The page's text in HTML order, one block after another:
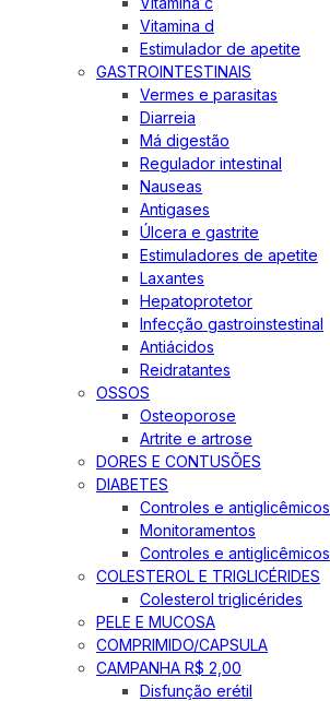
Vitamina d
Estimulador de apetite
GASTROINTESTINAIS
Vermes e parasitas
Diarreia
Má digestão
Regulador intestinal
Nauseas
Antigases
Úlcera e gastrite
Estimuladores de apetite
Laxantes
Hepatoprotetor
Infecção gastroinstestinal
Antiácidos
Reidratantes
OSSOS
Osteoporose
Artrite e artrose
DORES E CONTUSÕES
DIABETES
Controles e antiglicêmicos
Monitoramentos
Controles e antiglicêmicos
COLESTEROL E TRIGLICÉRIDES
Colesterol triglicérides
PELE E MUCOSA
COMPRIMIDO/CAPSULA
CAMPANHA R$ 2,00
Disfunção erétil